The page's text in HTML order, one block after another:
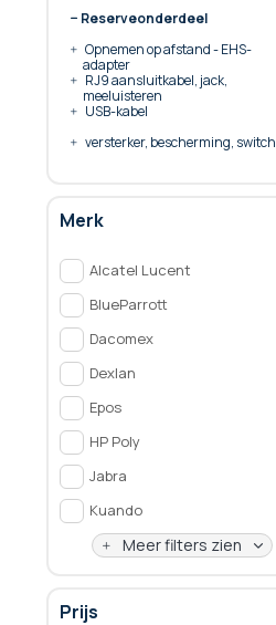
Reserveonderdeel
Opnemen op afstand - EHS-
adapter
RJ9 aansluitkabel, jack,
meeluisteren
USB-kabel
versterker, bescherming, switch
Merk
Alcatel Lucent
BlueParrott
Dacomex
Dexlan
Epos
HP Poly
Jabra
Kuando
Meer filters zien
Prijs